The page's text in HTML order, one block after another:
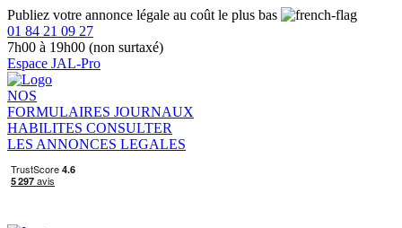
Publiez votre annonce légale au coût le plus bas
01 84 21 09 27
7h00 à 19h00 (non surtaxé)
Espace JAL-Pro
NOS
FORMULAIRES JOURNAUX
HABILITES CONSULTER
LES ANNONCES LEGALES